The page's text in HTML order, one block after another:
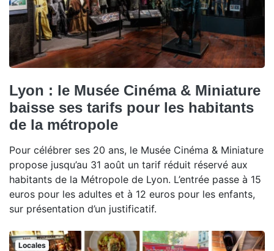
Lyon : le Musée Cinéma & Miniature
baisse ses tarifs pour les habitants
de la métropole
Pour célébrer ses 20 ans, le Musée Cinéma & Miniature
propose jusqu’au 31 août un tarif réduit réservé aux
habitants de la Métropole de Lyon. L’entrée passe à 15
euros pour les adultes et à 12 euros pour les enfants,
sur présentation d’un justificatif.
Locales